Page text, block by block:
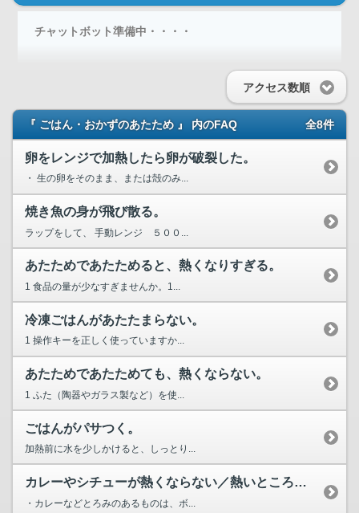
チャットボット準備中・・・・
アクセス数順
『 ごはん・おかずのあたため 』 内のFAQ 全8件
卵をレンジで加熱したら卵が破裂した。
・ 生の卵をそのまま、または殻のみ...
焼き魚の身が飛び散る。
ラップをして、 手動レンジ ５００...
あたためであたためると、熱くなりすぎる。
1 食品の量が少なすぎませんか。1...
冷凍ごはんがあたたまらない。
1 操作キーを正しく使っていますか...
あたためであたためても、熱くならない。
1 ふた（陶器やガラス製など）を使...
ごはんがパサつく。
加熱前に水を少しかけると、しっとり...
カレーやシチューが熱くならない／熱いところとぬるいところがある。
・カレーなどとろみのあるものは、ボ...